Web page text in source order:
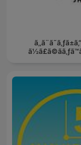
ã‚‚ã¨ã˜ã‚ƒã±ã‚“